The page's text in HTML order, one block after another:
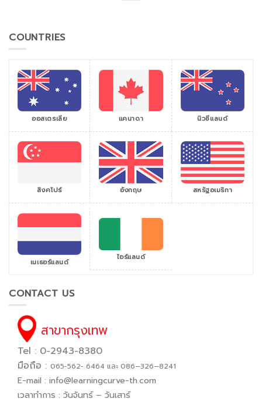
COUNTRIES
ออสเตรเลีย แคนาดา นิวซีแลนด์
สิงคโปร์ อังกฤษ สหรัฐอเมริกา
เนเธอร์แลนด์ ไอร์แลนด์
CONTACT US
สาขากรุงเทพ
Tel : 0-2943-8380
มือถือ : 065−562− 6464 และ 086–326–8241
E-mail : info@learningcurve-th.com
เวลาทำการ : วันจันทร์ – วันเสาร์